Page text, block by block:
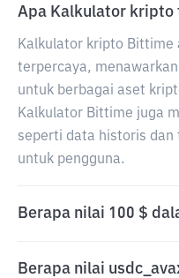
Apa Kalkulator kripto
Kalkulator kripto Bittime
terpercaya,
untuk berbagai aset
Kalkulator Bittime juga
seperti data historis dan
untuk pengguna.
Berapa nilai 100 $
Berapa nilai